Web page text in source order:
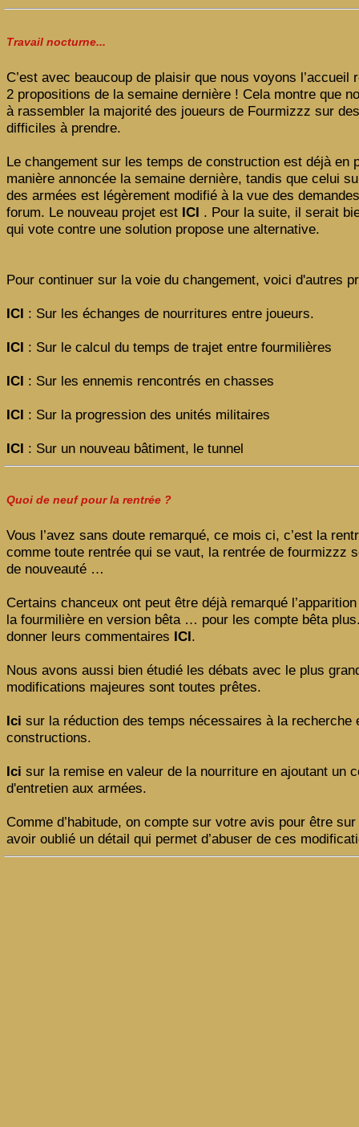
Travail nocturne...
C’est avec beaucoup de plaisir que nous voyons l’accueil
2 propositions de la semaine dernière ! Cela montre que
à rassembler la majorité des joueurs de Fourmizzz sur
difficiles à prendre.
Le changement sur les temps de construction est déjà en
manière annoncée la semaine dernière, tandis que celui
des armées est légèrement modifié à la vue des
forum. Le nouveau projet est ICI . Pour la suite, il serait
qui vote contre une solution propose une alternative.
Pour continuer sur la voie du changement, voici d'autres
ICI : Sur les échanges de nourritures entre joueurs.
ICI : Sur le calcul du temps de trajet entre fourmilières
ICI : Sur les ennemis rencontrés en chasses
ICI : Sur la progression des unités militaires
ICI : Sur un nouveau bâtiment, le tunnel
Quoi de neuf pour la rentrée ?
Vous l’avez sans doute remarqué, ce mois ci, c’est la
comme toute rentrée qui se vaut, la rentrée de fourmizzz
de nouveauté …
Certains chanceux ont peut être déjà remarqué
la fourmilière en version bêta … pour les compte bêta
donner leurs commentaires ICI.
Nous avons aussi bien étudié les débats avec le plus
modifications majeures sont toutes prêtes.
Ici sur la réduction des temps nécessaires à la recherche
constructions.
Ici sur la remise en valeur de la nourriture en ajoutant un
d'entretien aux armées.
Comme d’habitude, on compte sur votre avis pour être
avoir oublié un détail qui permet d’abuser de ces